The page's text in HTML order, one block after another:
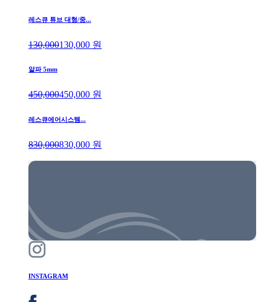
레스큐 튜브 대형/중...
130,000130,000 원
알파 5mm
450,000450,000 원
레스큐에어시스템...
830,000830,000 원
INSTAGRAM